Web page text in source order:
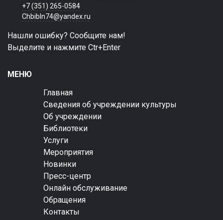
+7 (351) 265-0584
Chbibln74@yandex.ru
Нашли ошибку? Сообщите нам!
Выделите и нажмите Ctr+Enter
МЕНЮ
Главная
Сведения об учреждении культуры
Об учреждении
Библиотеки
Услуги
Мероприятия
Новинки
Пресс-центр
Онлайн обслуживание
Обращения
Контакты